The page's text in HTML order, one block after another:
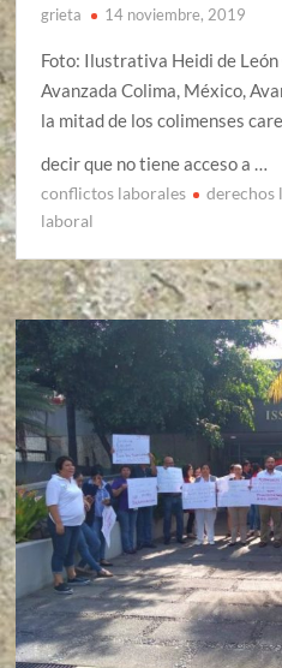
grieta 14 noviembre, 2019
Foto: Ilustrativa Heidi de
Avanzada Colima, México,
la mitad de los colimenses
decir que no tiene acceso a …
conflictos laborales derechos
laboral